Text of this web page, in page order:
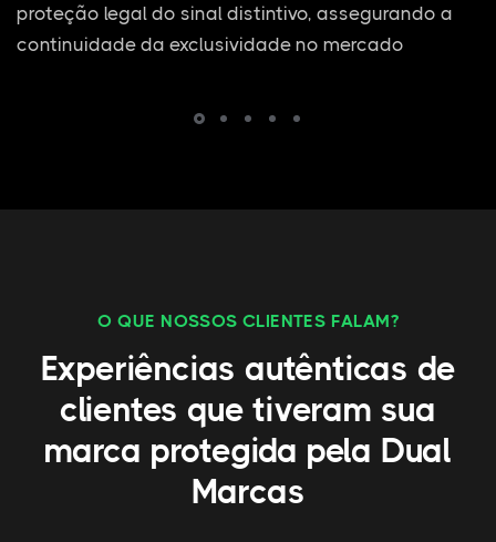
proteção legal do sinal distintivo, assegurando a
continuidade da exclusividade no mercado
O QUE NOSSOS CLIENTES FALAM?
Experiências autênticas de
clientes que tiveram sua
marca protegida pela Dual
Marcas